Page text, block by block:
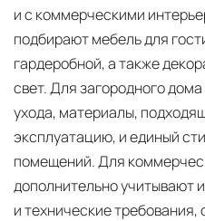
и с коммерческими
подбирают мебель для
гардеробной, а также
свет. Для загородного
ухода, материалы,
эксплуатацию, и единый
помещений. Для
дополнительно учитывают
и технические